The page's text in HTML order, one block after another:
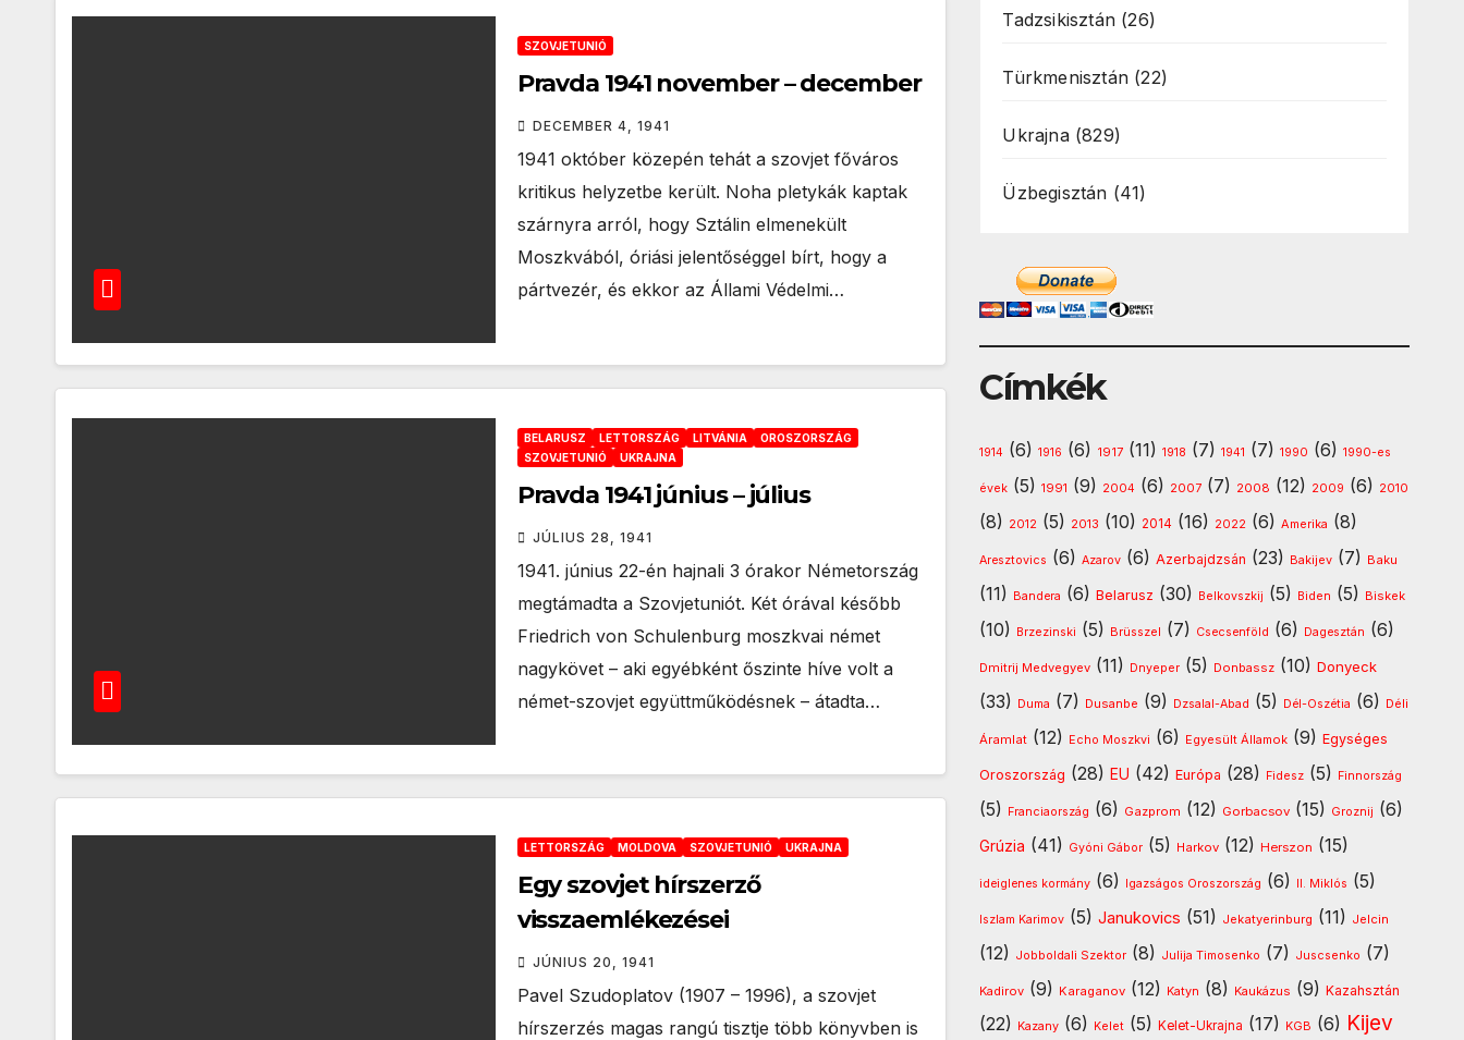
SZOVJETUNIÓ
Pravda 1941 november – december
DECEMBER 4, 1941
1941 október közepén tehát a szovjet főváros
kritikus helyzetbe került. Noha pletykák kaptak
szárnyra arról, hogy Sztálin elmenekült
Moszkvából, óriási jelentőséggel bírt, hogy a
pártvezér, és ekkor az Állami Védelmi…
BELARUSZ LETTORSZÁG LITVÁNIA
OROSZORSZÁG
SZOVJETUNIÓ
UKRAJNA
Pravda 1941 június – július
JÚLIUS 28, 1941
1941. június 22-én hajnali 3 órakor Németország
megtámadta a Szovjetuniót. Két órával később
Friedrich von Schulenburg moszkvai német
nagykövet – aki egyébként őszinte híve volt a
német-szovjet együttműködésnek – átadta…
LETTORSZÁG MOLDOVA SZOVJETUNIÓ UKRAJNA
Egy szovjet hírszerző
visszaemlékezései
JÚNIUS 20, 1941
Pavel Szudoplatov (1907 – 1996), a szovjet
hírszerzés magas rangú tisztje több könyvben is
Tadzsikisztán(26)
Türkmenisztán(22)
Ukrajna(829)
Üzbegisztán (41)
Címkék
1914 (6)1916 (6) 1917 (11)1918 (7)1941 (7)1990 (6)1990-es
évek (5)1991 (9) 2004 (6) 2007 (7) 2008 (12) 2009 (6) 2010
(8) 2012 (5) 2013 (10) 2014 (16) 2022 (6)Amerika (8)
Aresztovics (6)Azarov (6)Azerbajdzsán (23) Bakijev (7) Baku
(11) Bandera (6)Belarusz (30) Belkovszkij (5) Biden (5) Biskek
(10) Brzezinski (5) Brüsszel (7) Csecsenföld (6) Dagesztán (6)
Dmitrij Medvegyev (11) Dnyeper (5) Donbassz (10)Donyeck
(33) Duma (7) Dusanbe (9) Dzsalal-Abad (5) Dél-Oszétia (6) Déli
Áramlat (12) Echo Moszkvi (6) Egyesült Államok (9)Egységes
Oroszország (28)EU (42)Európa (28) Fidesz (5) Finnország
(5) Franciaország (6) Gazprom (12) Gorbacsov (15) Groznij (6)
Grúzia (41) Gyóni Gábor (5) Harkov (12) Herszon (15)
ideiglenes kormány (6) Igazságos Oroszország (6) II. Miklós (5)
Iszlam Karimov (5)Janukovics (51) Jekatyerinburg (11) Jelcin
(12) Jobboldali Szektor (8) Julija Timosenko (7) Juscsenko (7)
Kadirov (9) Karaganov (12) Katyn (8) Kaukázus (9)Kazahsztán
(22) Kazany (6) Kelet (5)Kelet-Ukrajna (17) KGB (6) Kijev